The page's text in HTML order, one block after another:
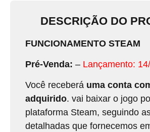
DESCRIÇÃO DO
FUNCIONAMENTO STEAM
Pré-Venda: – Lançamento:
Você receberá uma conta
adquirido. vai baixar o jogo
plataforma Steam, seguindo
detalhadas que fornecemos